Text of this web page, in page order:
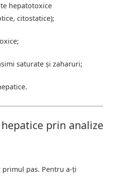
hepatotoxice
citostatice);
saturate și zaharuri;
prin analize
pas. Pentru a-ți